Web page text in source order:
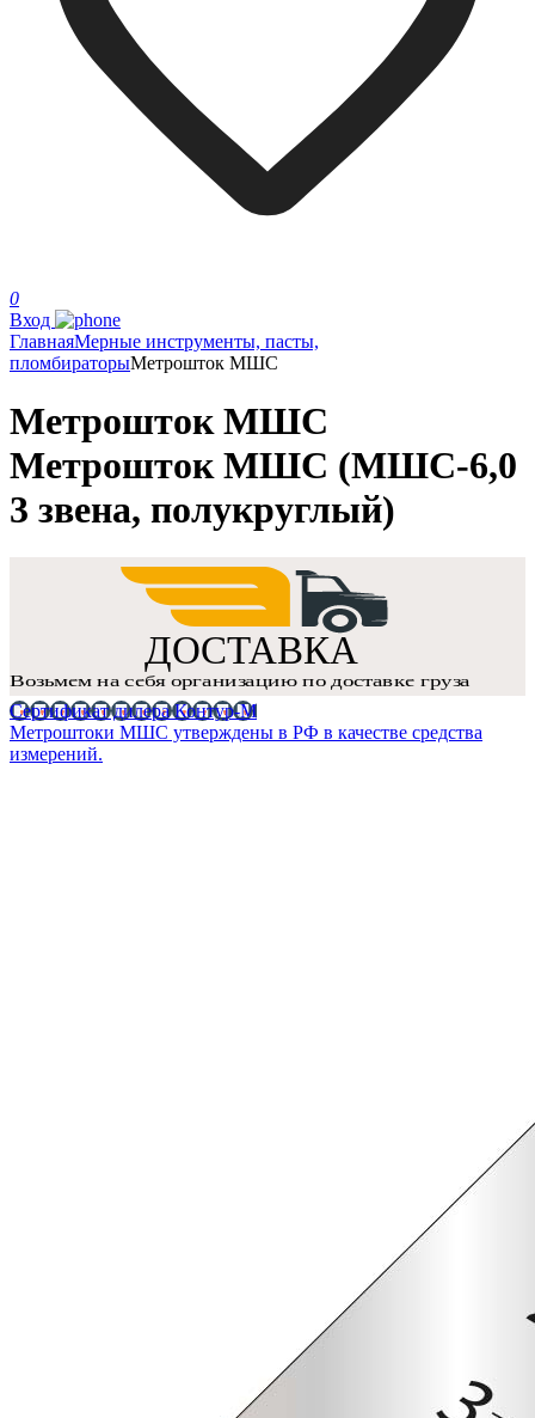
0
Вход
ГлавнаяМерные инструменты, пасты,
пломбираторыМетрошток МШС
Метрошток МШС
Метрошток МШС (МШС-6,0
3 звена, полукруглый)
Сертификат дилера Контур-М
Метроштоки МШС утверждены в РФ в качестве средства
измерений.